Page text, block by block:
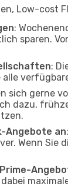
Low-cost
:
sparen.
:
sich gerne
dazu,
Angebote an
Wenn Sie